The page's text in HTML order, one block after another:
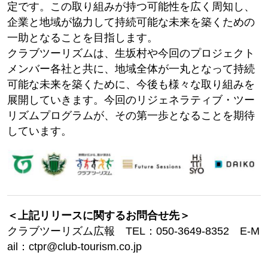
定です。この取り組みが持つ可能性を広く周知し、
企業と地域が協力して持続可能な未来を築くための
一助となることを目指します。
クラブツーリズムは、生坂村や今回のプロジェクト
メンバー各社と共に、地域全体が一丸となって持続
可能な未来を築くために、今後も様々な取り組みを
展開していきます。今回のリジェネラティブ・ツー
リズムプログラムが、その第一歩となることを期待
しています。
＜上記リリースに関するお問合せ先＞
クラブツーリズム広報 TEL：050-3649-8352 E-M
ail：ctpr@club-tourism.co.jp